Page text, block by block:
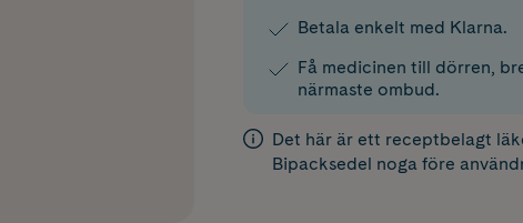
Betala enkelt med Klarna.
Få medicinen till dörren,
närmaste ombud.
Det här är ett receptbelagt
Bipacksedel noga före